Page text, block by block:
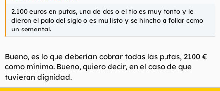
2.100 euros en putas, una de dos o el tio es muy tonto y le
dieron el palo del siglo o es mu listo y se hincho a follar como
un semental.
Bueno, es lo que deberían cobrar todas las putas, 2100 €
como mínimo. Bueno, quiero decir, en el caso de que
tuvieran dignidad.